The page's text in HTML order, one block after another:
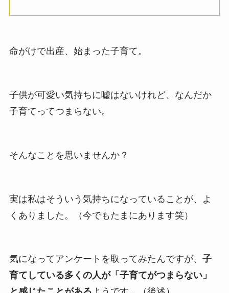
命がけで出産、始まった子育て。
子供が可愛い気持ちに嘘はないけれど、なんだか
子育てってつまらない。
そんなことを思いませんか？
実は私はそういう気持ちになっていることが、よ
くありました。（今でもたまにあります笑）
気になってアンケートを取ってみたんですが、 子
育てしている多くの人が「子育てがつまらない」